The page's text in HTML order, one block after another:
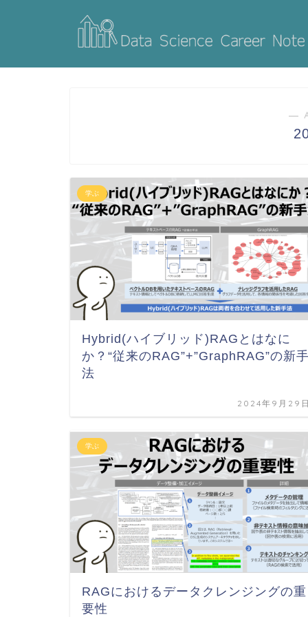
―
学ぶ
Hybrid(ハイブリッド)RAGとはなに
か？“従来のRAG”+”GraphRAG”の新手
法
2024年9月29日
学ぶ
RAGにおけるデータクレンジングの重
要性